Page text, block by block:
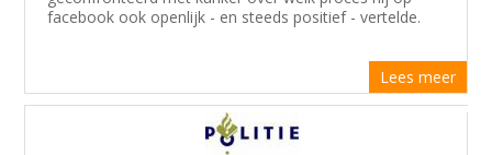
facebook ook openlijk - en steeds positief - vertelde.
Lees meer